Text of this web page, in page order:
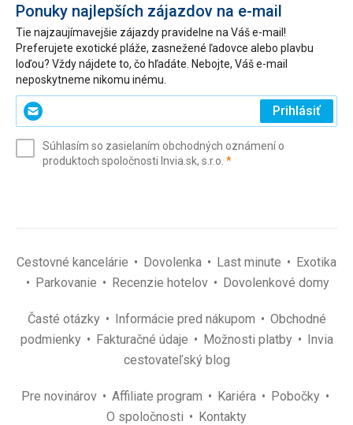
Ponuky najlepších zájazdov na e-mail
Tie najzaujímavejšie zájazdy pravidelne na Váš e-mail!
Preferujete exotické pláže, zasnežené ľadovce alebo plavbu
loďou? Vždy nájdete to, čo hľadáte. Nebojte, Váš e-mail
neposkytneme nikomu inému.
Zadajte
svoj
(povinné)
Prihlásiť
Súhlasím so zasielaním obchodných oznámení o
produktoch spoločnosti Invia.sk, s.r.o. *(povinné)
Cestovné kancelárie Dovolenka Last minute
Exotika
Parkovanie
Recenzie hotelov Dovolenkové domy
Časté otázky Informácie pred nákupom
Obchodné
podmienky
Fakturačné údaje Možnosti platby
Invia
cestovateľský blog
Pre novinárov Affiliate program Kariéra
Pobočky
O spoločnosti
Kontakty